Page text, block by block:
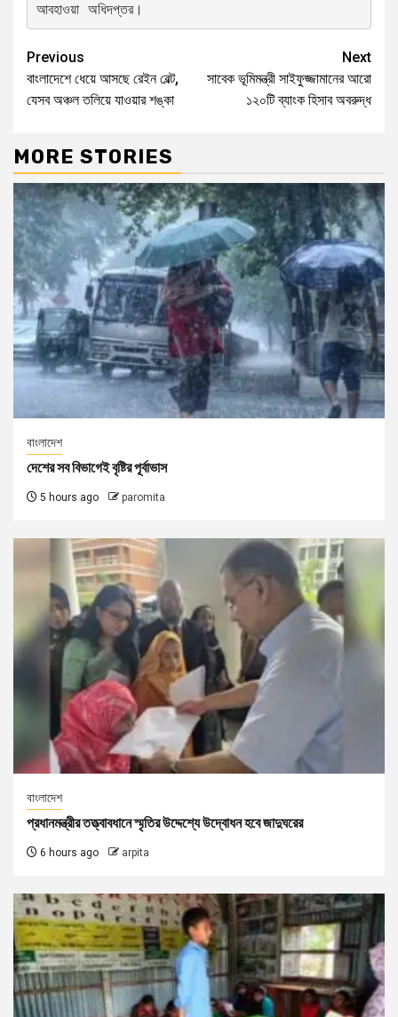
আবহাওয়া অধিদপ্তর।
Previous
বাংলাদেশে ধেয়ে আসছে রেইন বেল্ট,
যেসব অঞ্চল তলিয়ে যাওয়ার শঙ্কা
Next
সাবেক ভূমিমন্ত্রী সাইফুজ্জামানের আরো
১২০টি ব্যাংক হিসাব অবরুদ্ধ
MORE STORIES
বাংলাদেশ
দেশের সব বিভাগেই বৃষ্টির পূর্বাভাস
5 hours ago paromita
বাংলাদেশ
প্রধানমন্ত্রীর তত্ত্বাবধানে স্মৃতির উদ্দেশ্যে উদ্বোধন হবে জাদুঘরের
6 hours ago arpita